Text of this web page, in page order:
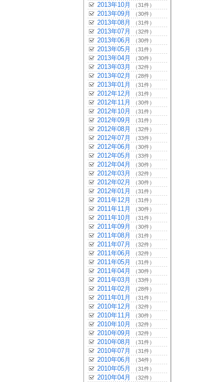
2013年10月 （31件）
2013年09月 （30件）
2013年08月 （31件）
2013年07月 （32件）
2013年06月 （30件）
2013年05月 （31件）
2013年04月 （30件）
2013年03月 （32件）
2013年02月 （28件）
2013年01月 （31件）
2012年12月 （31件）
2012年11月 （30件）
2012年10月 （31件）
2012年09月 （31件）
2012年08月 （32件）
2012年07月 （33件）
2012年06月 （30件）
2012年05月 （33件）
2012年04月 （30件）
2012年03月 （32件）
2012年02月 （30件）
2012年01月 （31件）
2011年12月 （31件）
2011年11月 （30件）
2011年10月 （31件）
2011年09月 （30件）
2011年08月 （31件）
2011年07月 （32件）
2011年06月 （32件）
2011年05月 （31件）
2011年04月 （30件）
2011年03月 （33件）
2011年02月 （28件）
2011年01月 （31件）
2010年12月 （32件）
2010年11月 （30件）
2010年10月 （32件）
2010年09月 （32件）
2010年08月 （31件）
2010年07月 （31件）
2010年06月 （34件）
2010年05月 （31件）
2010年04月 （32件）